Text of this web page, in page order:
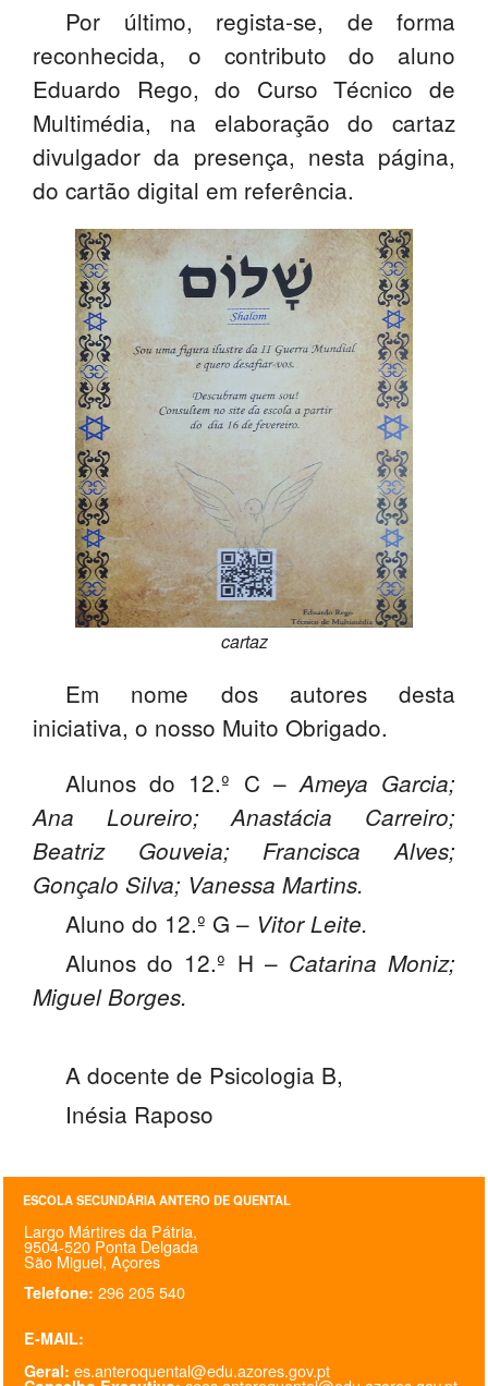
Por último, regista-se, de forma
reconhecida, o contributo do aluno
Eduardo Rego, do Curso Técnico de
Multimédia, na elaboração do cartaz
divulgador da presença, nesta página,
do cartão digital em referência.
cartaz
Em nome dos autores desta
iniciativa, o nosso Muito Obrigado.
Alunos do 12.º C – Ameya Garcia;
Ana Loureiro; Anastácia Carreiro;
Beatriz Gouveia; Francisca Alves;
Gonçalo Silva; Vanessa Martins.
Aluno do 12.º G – Vitor Leite.
Alunos do 12.º H – Catarina Moniz;
Miguel Borges.
A docente de Psicologia B,
Inésia Raposo
ESCOLA SECUNDÁRIA ANTERO DE QUENTAL
Largo Mártires da Pátria,
9504-520 Ponta Delgada
São Miguel, Açores
Telefone: 296 205 540
E-MAIL:
Geral: es.anteroquental@edu.azores.gov.pt